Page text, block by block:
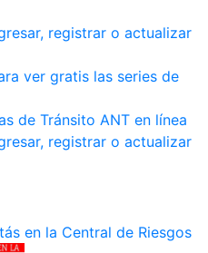
registrar o actualizar
ver gratis las series de
de Tránsito ANT en línea
registrar o actualizar
en la Central de Riesgos